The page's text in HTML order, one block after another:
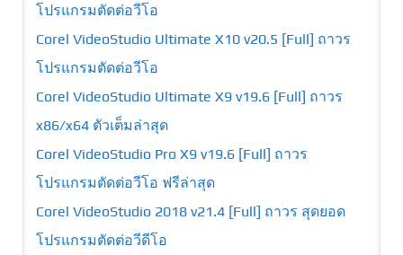
โปรแกรมตัดต่อวีโอ
Corel VideoStudio Ultimate X10 v20.5 [Full] ถาวร
โปรแกรมตัดต่อวีโอ
Corel VideoStudio Ultimate X9 v19.6 [Full] ถาวร
x86/x64 ตัวเต็มล่าสุด
Corel VideoStudio Pro X9 v19.6 [Full] ถาวร
โปรแกรมตัดต่อวีโอ ฟรีล่าสุด
Corel VideoStudio 2018 v21.4 [Full] ถาวร สุดยอด
โปรแกรมตัดต่อวีดีโอ